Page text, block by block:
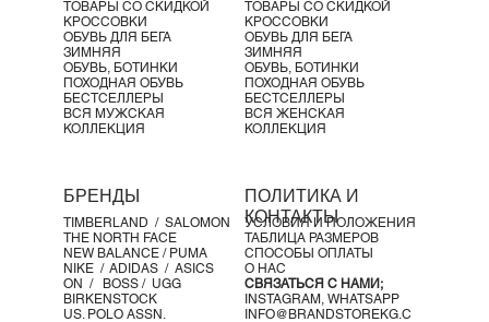
ТОВАРЫ СО СКИДКОЙ
КРОССОВКИ
ОБУВЬ ДЛЯ БЕГА
ЗИМНЯЯ
ОБУВЬ, БОТИНКИ
ПОХОДНАЯ ОБУВЬ
БЕСТСЕЛЛЕРЫ
ВСЯ МУЖСКАЯ
КОЛЛЕКЦИЯ
ТОВАРЫ СО СКИДКОЙ
КРОССОВКИ
ОБУВЬ ДЛЯ БЕГА
ЗИМНЯЯ
ОБУВЬ, БОТИНКИ
ПОХОДНАЯ ОБУВЬ
БЕСТСЕЛЛЕРЫ
ВСЯ ЖЕНСКАЯ
КОЛЛЕКЦИЯ
БРЕНДЫ
TIMBERLAND / SALOMON
THE NORTH FACE
NEW BALANCE / PUMA
NIKE / ADIDAS / ASICS
ON / BOSS / UGG
BIRKENSTOCK
US. POLO ASSN.
ПОЛИТИКА И
КОНТАКТЫ
УСЛОВИЯ И ПОЛОЖЕНИЯ
ТАБЛИЦА РАЗМЕРОВ
СПОСОБЫ ОПЛАТЫ
О НАС
СВЯЗАТЬСЯ С НАМИ;
INSTAGRAM, WHATSAPP
INFO@BRANDSTOREKG.C